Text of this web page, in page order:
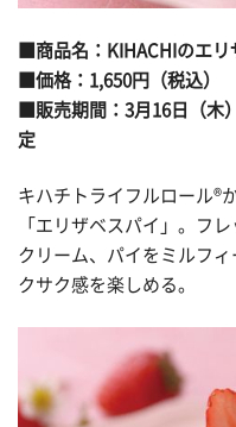
■商品名：KIHACHIのエリ
■価格：1,650円（税込）
■販売期間：3月16日（木
定
キハチトライフルロール®
「エリザベスパイ」。フ
クリーム、パイをミルフ
クサク感を楽しめる。